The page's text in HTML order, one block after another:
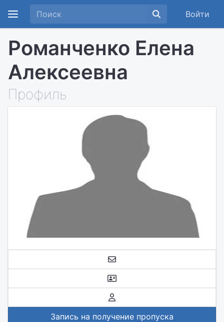
Войти
Романченко Елена
Алексеевна
Профиль
Запись на получение пропуска